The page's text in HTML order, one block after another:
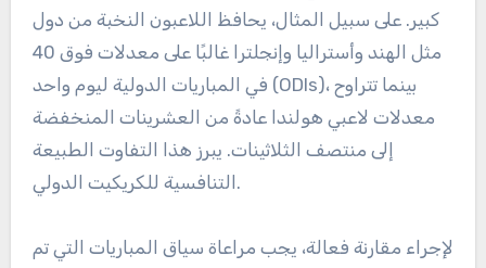
كبير. على سبيل المثال، يحافظ اللاعبون النخبة من دول
مثل الهند وأستراليا وإنجلترا غالبًا على معدلات فوق 40
في المباريات الدولية ليوم واحد (ODIs)، بينما تتراوح
معدلات لاعبي هولندا عادةً من العشرينات المنخفضة
إلى منتصف الثلاثينات. يبرز هذا التفاوت الطبيعة
التنافسية للكريكيت الدولي.
لإجراء مقارنة فعالة، يجب مراعاة سياق المباريات التي تم